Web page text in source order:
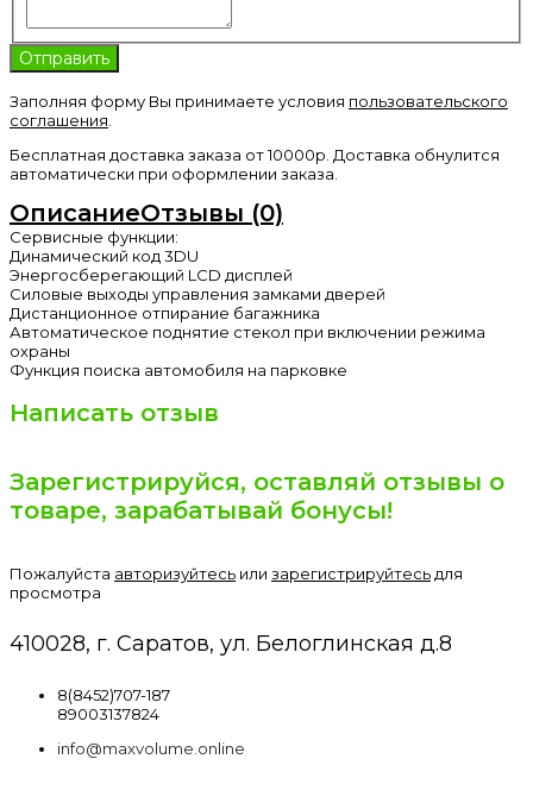
Заполняя форму Вы принимаете условия пользовательского
соглашения
Бесплатная доставка заказа от 10000р. Доставка обнулится
автоматически при оформлении заказа.
ОписаниеОтзывы (0)
Сервисные функции:
Динамический код 3DU
Энергосберегающий LCD дисплей
Силовые выходы управления замками дверей
Дистанционное отпирание багажника
Автоматическое поднятие стекол при включении режима
охраны
Функция поиска автомобиля на парковке
Написать отзыв
Зарегистрируйся, оставляй отзывы о
товаре, зарабатывай бонусы!
Пожалуйста авторизуйтесь или зарегистрируйтесь для
просмотра
410028, г. Саратов, ул. Белоглинская д.8
8(8452)707-187
89003137824
info@maxvolume.online